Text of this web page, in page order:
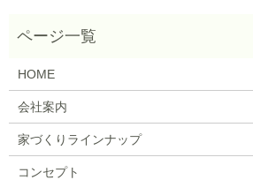
HOME
会社案内
家づくりラインナップ
コンセプト